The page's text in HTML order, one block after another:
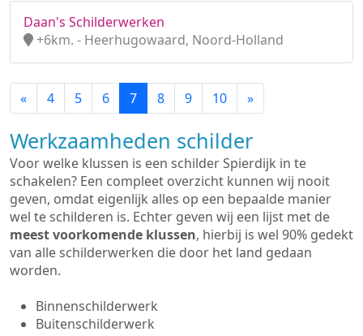
Daan's Schilderwerken
+6km. - Heerhugowaard, Noord-Holland
« 4 5 6 7 8 9 10 »
Werkzaamheden schilder
Voor welke klussen is een schilder Spierdijk in te
schakelen? Een compleet overzicht kunnen wij nooit
geven, omdat eigenlijk alles op een bepaalde manier
wel te schilderen is. Echter geven wij een lijst met de
meest voorkomende klussen, hierbij is wel 90% gedekt
van alle schilderwerken die door het land gedaan
worden.
Binnenschilderwerk
Buitenschilderwerk